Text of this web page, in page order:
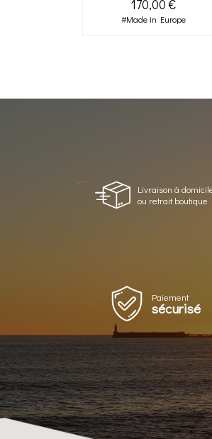
170,00 €
#Made in Europe
Livraison à
ou retrait boutique
Paiement
sécurisé